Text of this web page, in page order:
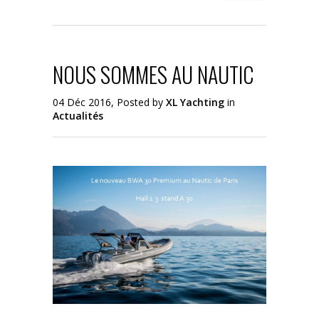
NOUS SOMMES AU NAUTIC
04 Déc 2016, Posted by XL Yachting in
Actualités